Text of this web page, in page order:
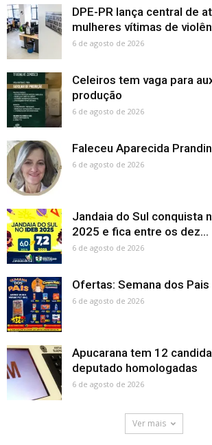
DPE-PR lança central de
mulheres vítimas de
6 de agosto de 2026
Celeiros tem vaga para
produção
6 de agosto de 2026
Faleceu Aparecida
6 de agosto de 2026
Jandaia do Sul conquista
2025 e fica entre os dez...
6 de agosto de 2026
Ofertas: Semana dos Pais
6 de agosto de 2026
Apucarana tem 12
deputado homologadas
6 de agosto de 2026
Ver mais